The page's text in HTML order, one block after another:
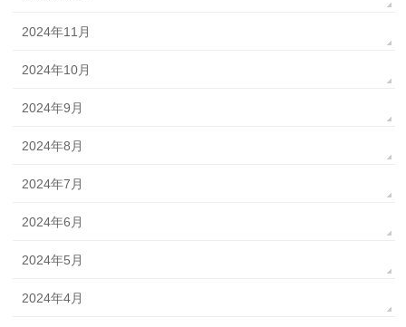
2024年11月
2024年10月
2024年9月
2024年8月
2024年7月
2024年6月
2024年5月
2024年4月